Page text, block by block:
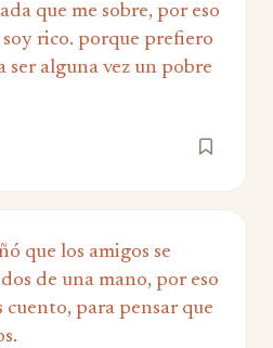
que me sobre, por eso
soy rico. porque prefiero
ser alguna vez un pobre
que los amigos se
de una mano, por eso
cuento, para pensar que